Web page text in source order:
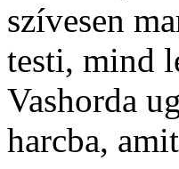
szívesen
testi, mind
Vashorda
harcba,